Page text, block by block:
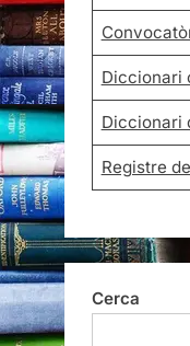
Diccionari
Diccionari
Registre
Cerca